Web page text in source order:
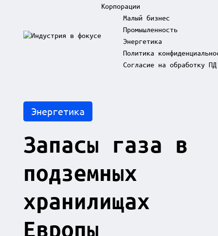
р
я
ф
о
у
с
Корпорации
Малый бизнес
Промышленность
Энергетика
Политика
Согласие на обработку ПД
Posted
in
Энергетика
Запасы газа в
подземных
хранилищах
Европы